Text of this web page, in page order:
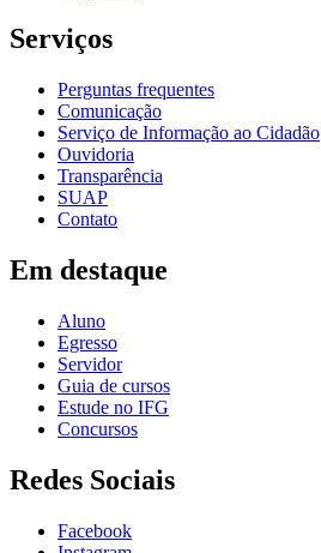
Serviços
Perguntas frequentes
Comunicação
Serviço de Informação ao Cidadão
Ouvidoria
Transparência
SUAP
Contato
Em destaque
Aluno
Egresso
Servidor
Guia de cursos
Estude no IFG
Concursos
Redes Sociais
Facebook